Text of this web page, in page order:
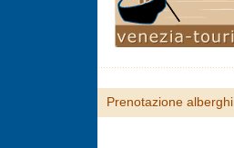
Prenotazione alberghi